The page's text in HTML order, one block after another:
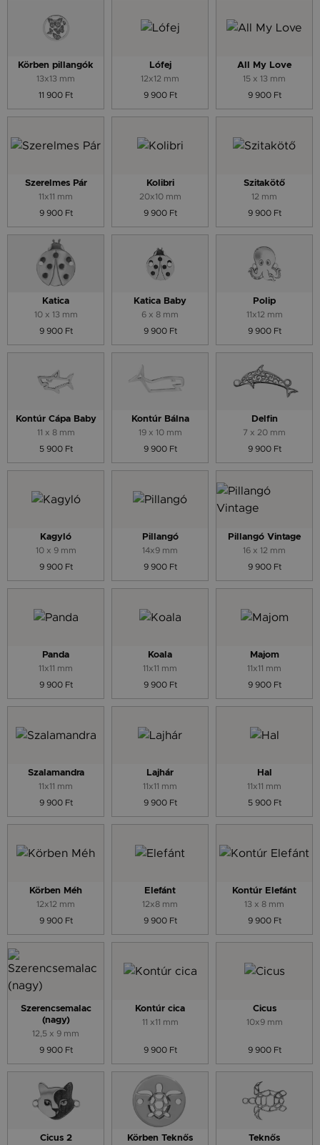
Körben pillangók
13x13 mm
11 900 Ft
Lófej
12x12 mm
9 900 Ft
All My Love
15 x 13 mm
9 900 Ft
Szerelmes Pár
11x11 mm
9 900 Ft
Kolibri
20x10 mm
9 900 Ft
Szitakötő
12 mm
9 900 Ft
Katica
10 x 13 mm
9 900 Ft
Katica Baby
6 x 8 mm
9 900 Ft
Polip
11x12 mm
9 900 Ft
Kontúr Cápa Baby
11 x 8 mm
5 900 Ft
Kontúr Bálna
19 x 10 mm
9 900 Ft
Delfin
7 x 20 mm
9 900 Ft
Kagyló
10 x 9 mm
9 900 Ft
Pillangó
14x9 mm
9 900 Ft
Pillangó Vintage
16 x 12 mm
9 900 Ft
Panda
11x11 mm
9 900 Ft
Koala
11x11 mm
9 900 Ft
Majom
11x11 mm
9 900 Ft
Szalamandra
11x11 mm
9 900 Ft
Lajhár
11x11 mm
9 900 Ft
Hal
11x11 mm
5 900 Ft
Körben Méh
12x12 mm
9 900 Ft
Elefánt
12x8 mm
9 900 Ft
Kontúr Elefánt
13 x 8 mm
9 900 Ft
Szerencsemalac
(nagy)
12,5 x 9 mm
9 900 Ft
Kontúr cica
11 x11 mm
9 900 Ft
Cicus
10x9 mm
9 900 Ft
Cicus 2 Körben Teknős Teknős